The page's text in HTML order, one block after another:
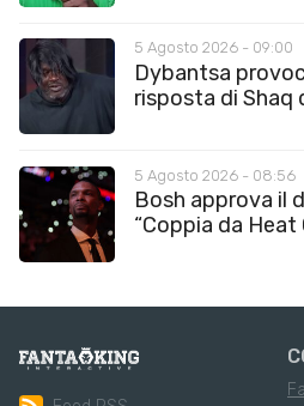
5 Agosto 2026 - 09:00
Dybantsa
risposta di Shaq
5 Agosto 2026 - 08:56
Bosh approva il
“Coppia da Heat